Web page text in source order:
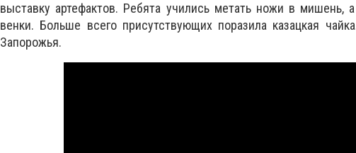
выставку артефактов. Ребята учились метать ножи в мишень,
венки. Больше всего присутствующих поразила казацкая
Запорожья.